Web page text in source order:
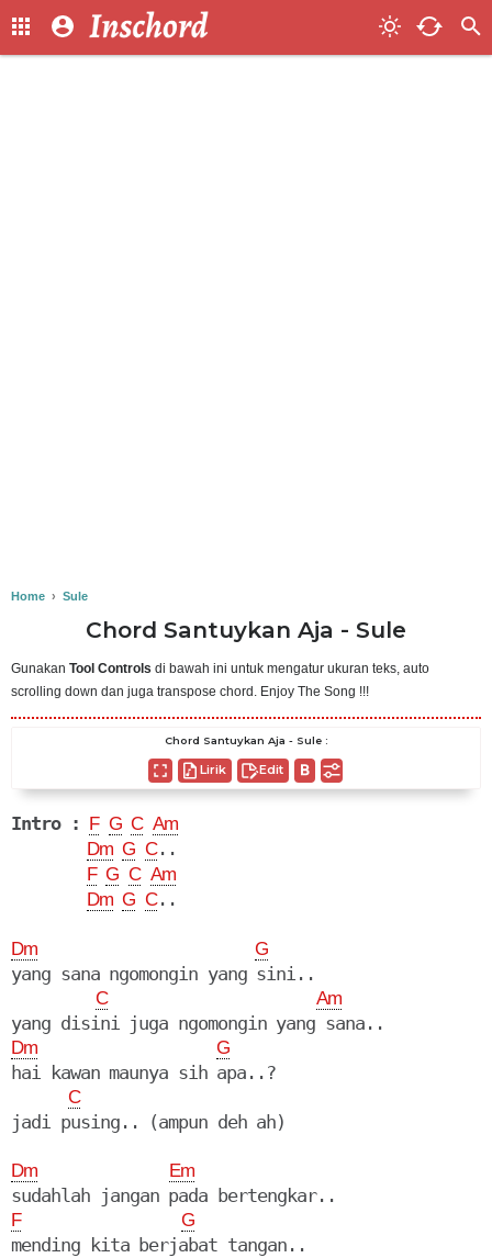
Home › Sule
Chord Santuykan Aja - Sule
Gunakan Tool Controls di bawah ini untuk mengatur ukuran teks, auto
scrolling down dan juga transpose chord. Enjoy The Song !!!
Chord Santuykan Aja - Sule :
Lirik Edit
Intro : F G C Am
Dm G C..
F G C Am
Dm G C..
Dm G
yang sana ngomongin yang sini..
C Am
Dm G
hai kawan maunya sih apa..?
C
Dm Em
F G
mending kita berjabat tangan..